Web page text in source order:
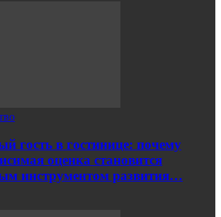
гость в гостинице: почему
оценка становится
инструментом развития…